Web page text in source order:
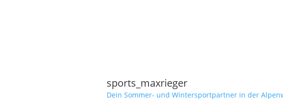
sports_maxrieger
Dein Sommer- und Wintersportpartner in der